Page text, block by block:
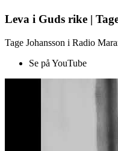
Leva i Guds rike |
Tage Johansson i Radio
Se på YouTube